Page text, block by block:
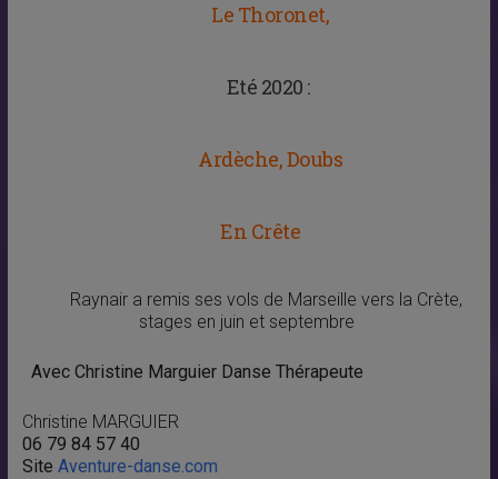
Le Thoronet,
Eté 2020 :
Ardèche, Doubs
En Crête
Raynair a remis ses vols de Marseille vers la Crète,
stages en juin et septembre
Avec Christine Marguier Danse Thérapeute
Christine MARGUIER
06 79 84 57 40
Site Aventure-danse.com